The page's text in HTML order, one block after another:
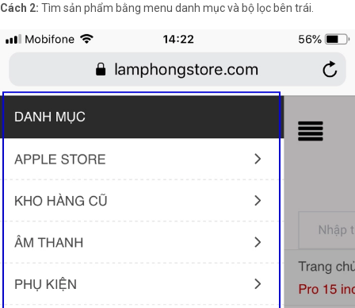
Cách 2: Tìm sản phẩm bằng menu danh mục và bộ lọc bên trái.